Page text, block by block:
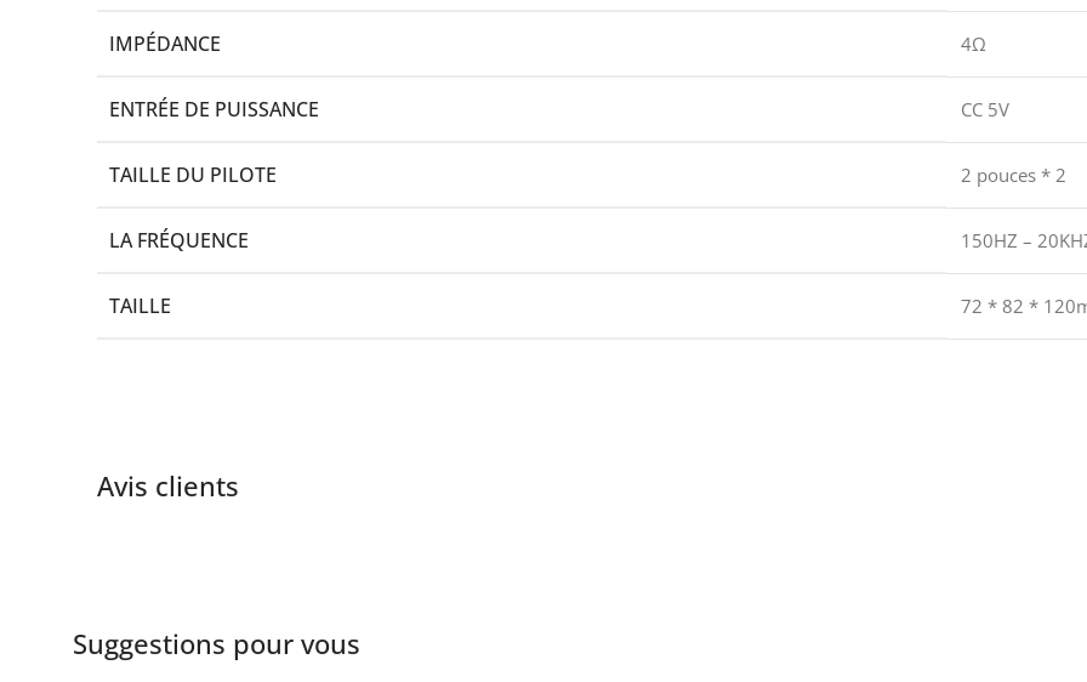
IMPÉDANCE 4Ω
ENTRÉE DE PUISSANCE CC 5V
TAILLE DU PILOTE 2 pouces * 2
LA FRÉQUENCE 150HZ –
TAILLE 72 * 82 *
Avis clients
Suggestions pour vous